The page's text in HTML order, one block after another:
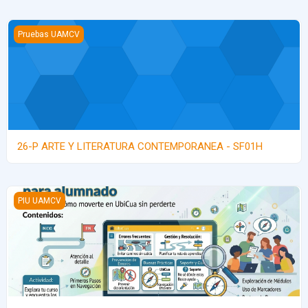
26-P ARTE Y LITERATURA CONTEMPORANEA - SF01H
Pruebas UAMCV
26-P ARTE Y LITERATURA CONTEMPORANEA - SF01H
26-O Ubicua para alumnado
PIU UAMCV